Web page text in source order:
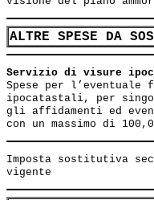
ALTRE SPESE DA
Servizio di visure
Spese per
ipocatastali, per
gli affidamenti ed
Imposta sostitutiva